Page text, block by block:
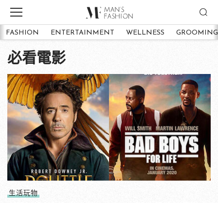
FASHION ENTERTAINMENT WELLNESS GROOMING
必看電影
生活玩物